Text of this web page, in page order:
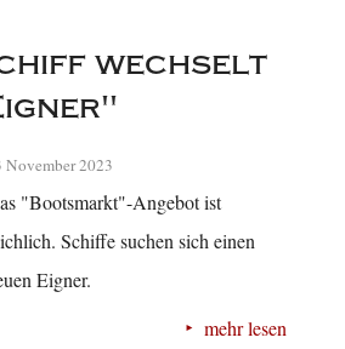
wechselt
November 2023
"Bootsmarkt"-Angebot ist
Schiffe suchen sich einen
Eigner.
mehr lesen